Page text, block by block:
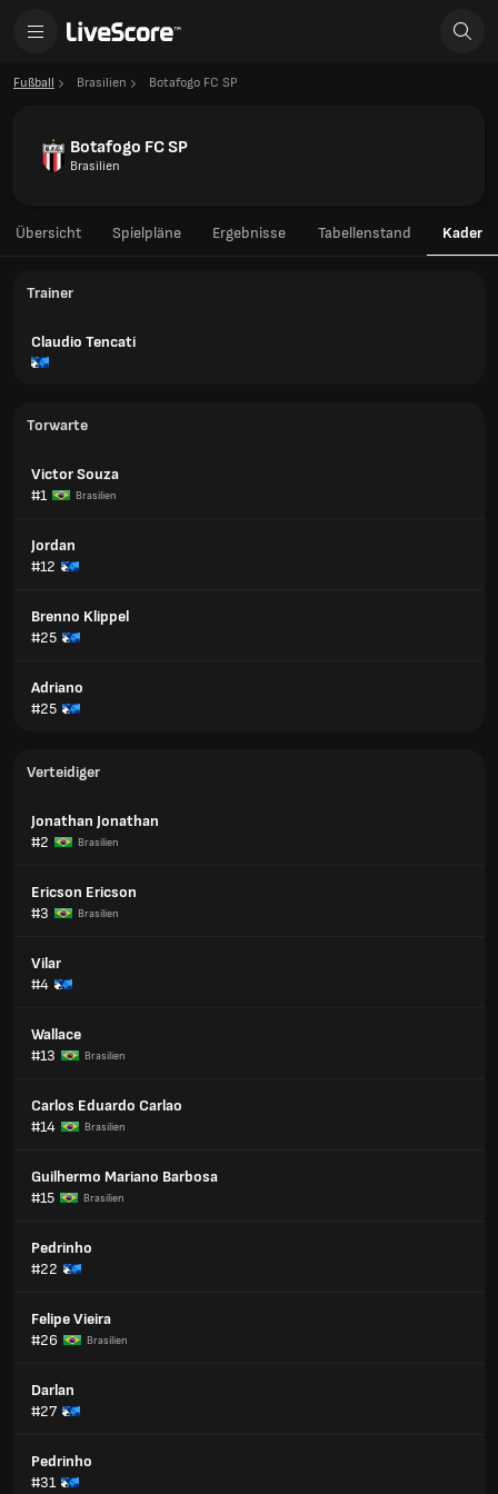
Fußball Brasilien Botafogo FC SP
Botafogo FC SP
Brasilien
Übersicht Spielpläne Ergebnisse Tabellenstand Kader
Trainer
Claudio Tencati
Torwarte
Victor Souza
#1
Brasilien
Jordan
#12
Brenno Klippel
#25
Adriano
#25
Verteidiger
Jonathan Jonathan
#2
Brasilien
Ericson Ericson
#3
Brasilien
Vilar
#4
Wallace
#13
Brasilien
Carlos Eduardo Carlao
#14
Brasilien
Guilhermo Mariano Barbosa
#15
Brasilien
Pedrinho
#22
Felipe Vieira
#26
Brasilien
Darlan
#27
Pedrinho
#31